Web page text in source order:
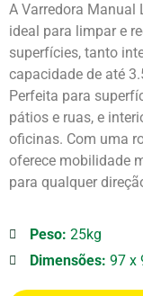
A Varredora Manual
ideal para limpar e
superfícies, tanto
capacidade de até
Perfeita para
pátios e ruas, e
oficinas. Com uma
oferece mobilidade
para qualquer
Peso: 25kg
Dimensões: 97 x